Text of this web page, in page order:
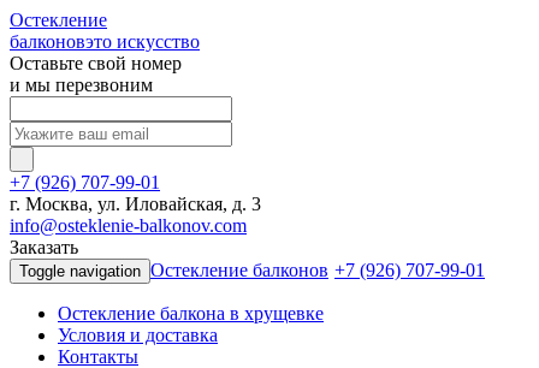
Остекление
балконовэто искусство
Оставьте свой номер
и мы перезвоним
+7 (926) 707-99-01
г. Москва, ул. Иловайская, д. 3
info@osteklenie-balkonov.com
Заказать
Toggle navigation Остекление балконов +7 (926) 707-99-01
Остекление балкона в хрущевке
Условия и доставка
Контакты